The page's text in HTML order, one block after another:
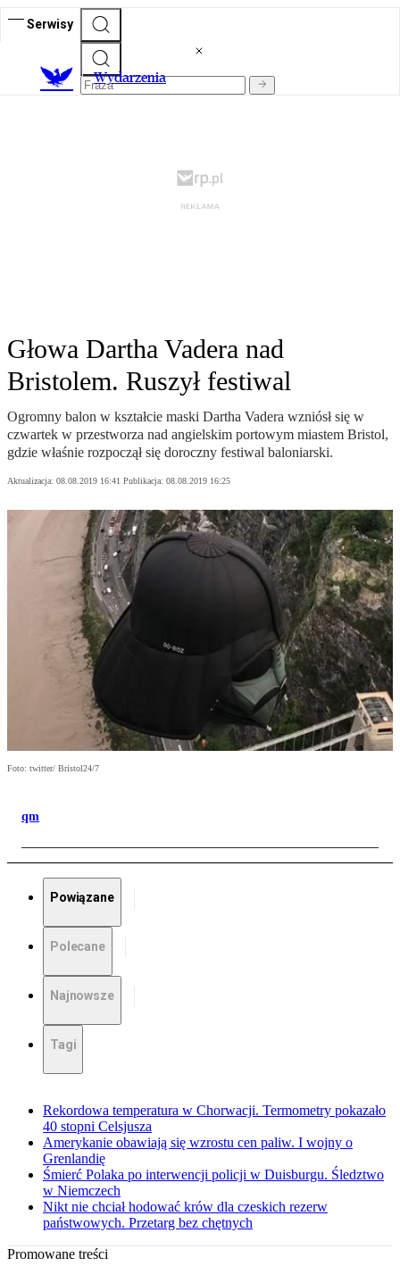
Serwisy
Wydarzenia
Głowa Dartha Vadera nad
Bristolem. Ruszył festiwal
Ogromny balon w kształcie maski Dartha Vadera wzniósł się w
czwartek w przestworza nad angielskim portowym miastem Bristol,
gdzie właśnie rozpoczął się doroczny festiwal baloniarski.
Aktualizacja: 08.08.2019 16:41 Publikacja: 08.08.2019 16:25
Foto: twitter/ Bristol24/7
qm
Powiązane
Polecane
Najnowsze
Tagi
Rekordowa temperatura w Chorwacji. Termometry pokazało
40 stopni Celsjusza
Amerykanie obawiają się wzrostu cen paliw. I wojny o
Grenlandię
Śmierć Polaka po interwencji policji w Duisburgu. Śledztwo
w Niemczech
Nikt nie chciał hodować krów dla czeskich rezerw
państwowych. Przetarg bez chętnych
Promowane treści